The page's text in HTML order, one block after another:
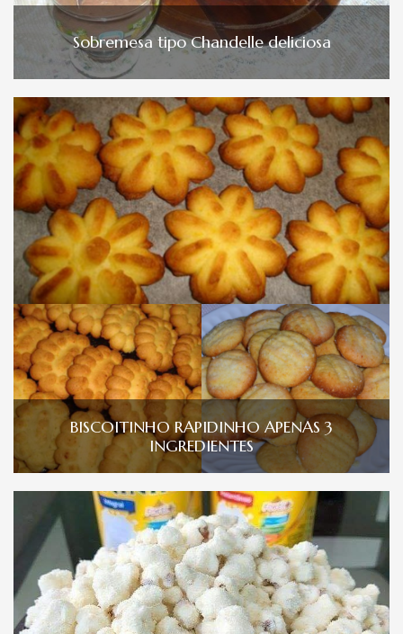
Sobremesa tipo Chandelle deliciosa
BISCOITINHO RAPIDINHO APENAS 3
INGREDIENTES